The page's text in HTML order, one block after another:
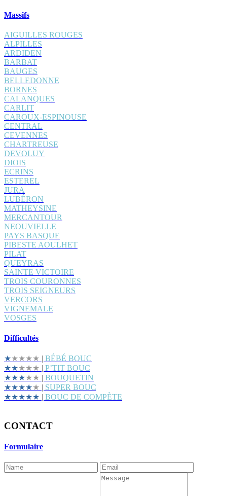
Massifs
AIGUILLES ROUGES
ALPILLES
ARDIDEN
BARBAT
BAUGES
BELLEDONNE
BORNES
CALANQUES
CARLIT
CAROUX-ESPINOUSE
CENTRAL
CEVENNES
CHARTREUSE
DEVOLUY
DIOIS
ECRINS
ESTEREL
JURA
LUBÉRON
MATHEYSINE
MERCANTOUR
NEOUVIELLE
PAYS BASQUE
PIBESTE AOULHET
PILAT
QUEYRAS
SAINTE VICTOIRE
TROIS COURONNES
TROIS SEIGNEURS
VERCORS
VIGNEMALE
VOSGES
Difficultés
★★★★★ | BÉBÉ BOUC
★★★★★ | P’TIT BOUC
★★★★★ | BOUQUETIN
★★★★★ | SUPER BOUC
★★★★★ | BOUC DE COMPÈTE
CONTACT
Formulaire